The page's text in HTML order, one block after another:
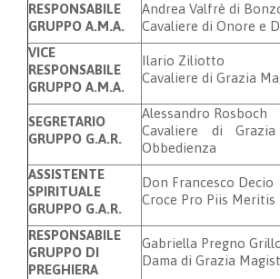
RESPONSABILE
GRUPPO A.M.A.
Andrea Valfrè di
Cavaliere di Onore e
VICE
RESPONSABILE
GRUPPO A.M.A.
Ilario Ziliotto
Cavaliere di Grazia
SEGRETARIO
GRUPPO G.A.R.
Alessandro Rosboch
Cavaliere di
Obbedienza
ASSISTENTE
SPIRITUALE
GRUPPO G.A.R.
Don Francesco Decio
Croce Pro Piis Meritis
RESPONSABILE
GRUPPO DI
PREGHIERA
Gabriella Pregno
Dama di Grazia